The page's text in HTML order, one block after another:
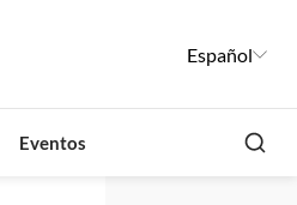
Español
Eventos Buscar